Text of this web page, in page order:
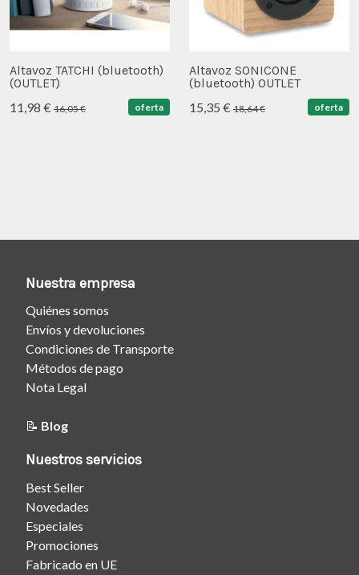
Altavoz TATCHI (bluetooth)
(OUTLET)
11,98 € 16,05 € oferta
Altavoz SONICONE
(bluetooth) OUTLET
15,35 € 18,64 € oferta
Nuestra empresa
Quiénes somos
Envíos y devoluciones
Condiciones de Transporte
Métodos de pago
Nota Legal
📝 Blog
Nuestros servicios
Best Seller
Novedades
Especiales
Promociones
Fabricado en UE